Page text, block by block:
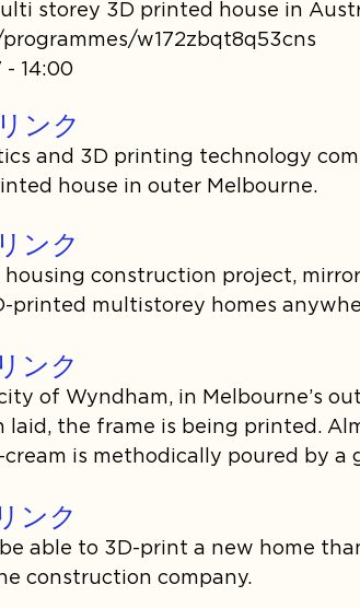
storey 3D printed house in
w172zbqt8q53cns
- 14:00
ンク
and 3D printing technology
house in outer Melbourne.
ンク
housing construction project,
printed multistorey homes
ンク
of Wyndham, in Melbourne’s
laid, the frame is being printed.
cream is methodically poured by a
ンク
able to 3D-print a new home
construction company.